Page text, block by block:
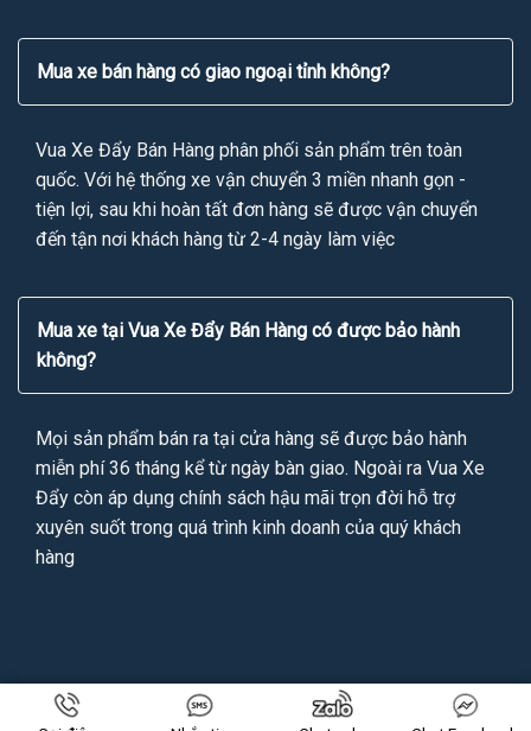
Mua xe bán hàng có giao ngoại tỉnh không?
Vua Xe Đẩy Bán Hàng phân phối sản phẩm trên toàn
quốc. Với hệ thống xe vận chuyển 3 miền nhanh gọn -
tiện lợi, sau khi hoàn tất đơn hàng sẽ được vận chuyển
đến tận nơi khách hàng từ 2-4 ngày làm việc
Mua xe tại Vua Xe Đẩy Bán Hàng có được bảo hành
không?
Mọi sản phẩm bán ra tại cửa hàng sẽ được bảo hành
miễn phí 36 tháng kể từ ngày bàn giao. Ngoài ra Vua Xe
Đẩy còn áp dụng chính sách hậu mãi trọn đời hỗ trợ
xuyên suốt trong quá trình kinh doanh của quý khách
hàng
Copyright 2026 © VUAXEDAYBANHANG.VNAll Rights Reserved